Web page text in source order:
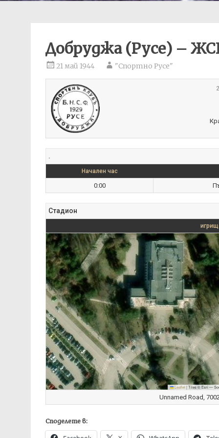
Добруджа (Русе) –
21 май 1944 "Спортно Русе"
.
Начален час
0:00
Стадион
Leaflet|Tiles © Esri —
Unnamed Road,
Споделете в: